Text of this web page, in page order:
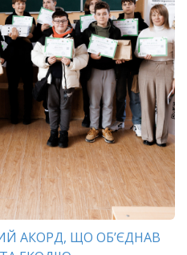
АКОРД, ЩО ОБ’ЄДНАВ